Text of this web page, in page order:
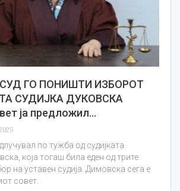
ГО ПОНИШТИ ИЗБОРОТ
СУДИЈКА ДУКОВСКА
ја предложил…
по тужба од судијката
која тогаш била еден од трите
на уставен судија. Димовска сега е
совет.